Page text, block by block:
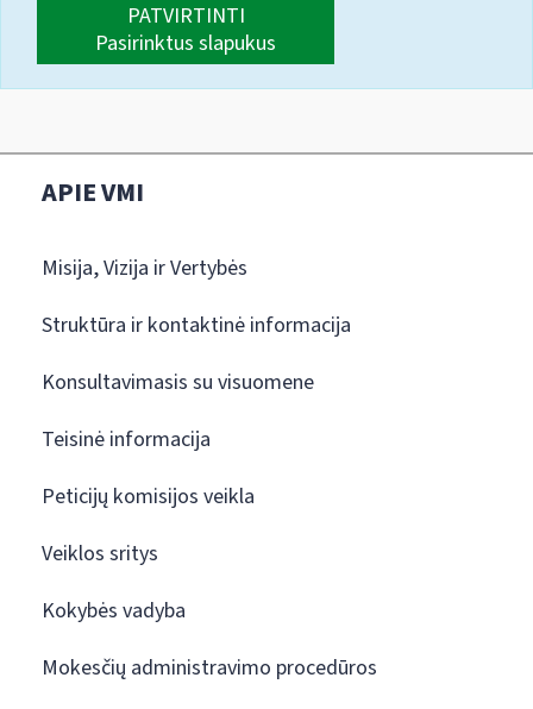
PATVIRTINTI
Pasirinktus slapukus
APIE VMI
Misija, Vizija ir Vertybės
Struktūra ir kontaktinė informacija
Konsultavimasis su visuomene
Teisinė informacija
Peticijų komisijos veikla
Veiklos sritys
Kokybės vadyba
Mokesčių administravimo procedūros